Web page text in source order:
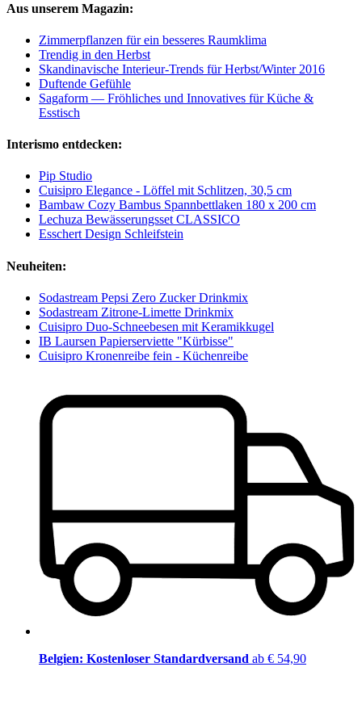
Aus unserem Magazin:
Zimmerpflanzen für ein besseres Raumklima
Trendig in den Herbst
Skandinavische Interieur-Trends für Herbst/Winter 2016
Duftende Gefühle
Sagaform — Fröhliches und Innovatives für Küche &
Esstisch
Interismo entdecken:
Pip Studio
Cuisipro Elegance - Löffel mit Schlitzen, 30,5 cm
Bambaw Cozy Bambus Spannbettlaken 180 x 200 cm
Lechuza Bewässerungsset CLASSICO
Esschert Design Schleifstein
Neuheiten:
Sodastream Pepsi Zero Zucker Drinkmix
Sodastream Zitrone-Limette Drinkmix
Cuisipro Duo-Schneebesen mit Keramikkugel
IB Laursen Papierserviette "Kürbisse"
Cuisipro Kronenreibe fein - Küchenreibe
Belgien: Kostenloser Standardversand ab € 54,90